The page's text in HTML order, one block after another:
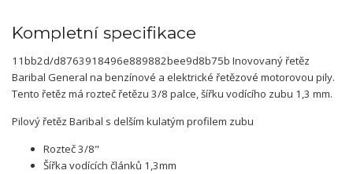
Kompletní specifikace
11bb2d/d8763918496e889882bee9d8b75b Inovovaný řetěz
Baribal General na benzínové a elektrické řetězové motorovou pily.
Tento řetěz má rozteč řetězu 3/8 palce, šířku vodícího zubu 1,3 mm.
Pilový řetěz Baribal s delším kulatým profilem zubu
Rozteč 3/8"
Šířka vodících článků 1,3mm